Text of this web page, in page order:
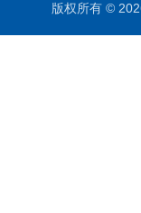
版权所有 ©